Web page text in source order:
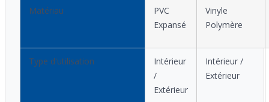
Matériau
PVC
Expansé
Vinyle
Polymère
Type d'utilisation
Intérieur
/
Extérieur
Intérieur /
Extérieur